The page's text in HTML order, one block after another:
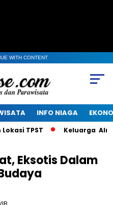
WITH CONTENT
INFO NIAGA
TPST Keluarga Alm
Eksotis Dalam